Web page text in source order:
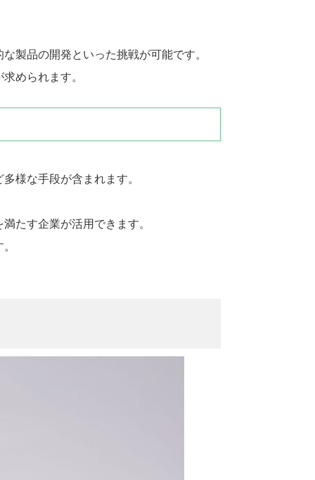
製品の開発といった挑戦が可能です。
められます。
様な手段が含まれます。
たす企業が活用できます。